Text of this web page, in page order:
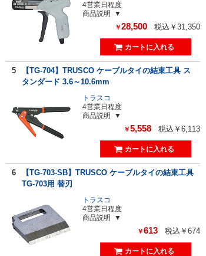
4営業日程度
商品説明
￥28,500 税込￥31,350
5
【TG-704】TRUSCO ケーブルタイの結束工具 ス
タンダード 3.6～10.6mm
トラスコ
4営業日程度
商品説明
￥5,558 税込￥6,113
6
【TG-703-SB】TRUSCO ケーブルタイの結束工具
TG-703用 替刃
トラスコ
4営業日程度
商品説明
￥613 税込￥674